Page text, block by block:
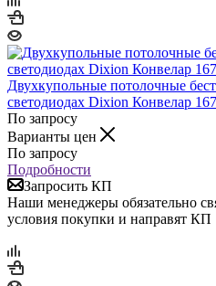
Двухкупольные потолочные
светодиодах Dixion Конвелар
По запросу
Варианты цен
По запросу
Подробности
Запросить КП
Наши менеджеры обязательно
условия покупки и направят КП